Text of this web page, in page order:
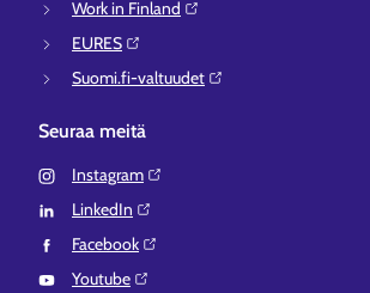
Work in Finland⁠
EURES⁠
Suomi.fi-valtuudet⁠
Seuraa meitä
Instagram⁠
LinkedIn⁠
Facebook⁠
Youtube⁠